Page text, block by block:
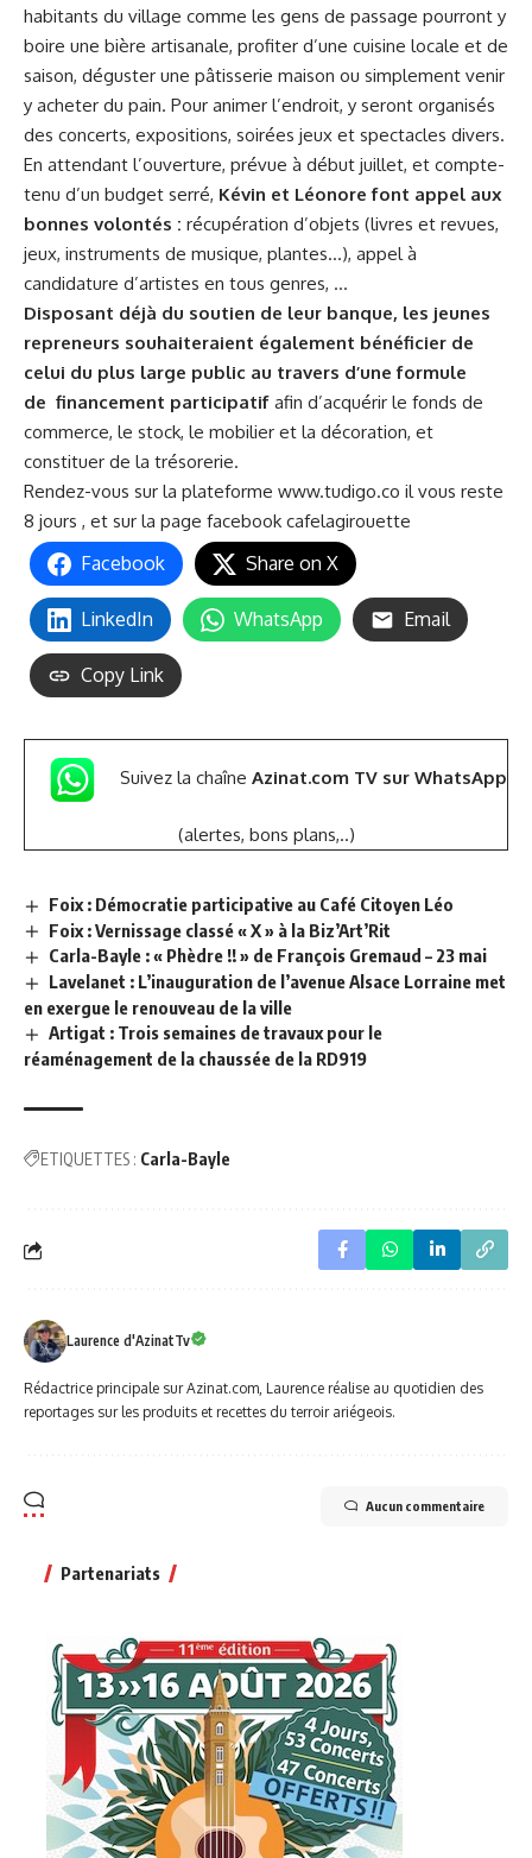
habitants du village comme les gens de passage pourront y
boire une bière artisanale, profiter d’une cuisine locale et de
saison, déguster une pâtisserie maison ou simplement venir
y acheter du pain. Pour animer l’endroit, y seront organisés
des concerts, expositions, soirées jeux et spectacles divers.
En attendant l’ouverture, prévue à début juillet, et compte-
tenu d’un budget serré, Kévin et Léonore font appel aux
bonnes volontés : récupération d’objets (livres et revues,
jeux, instruments de musique, plantes…), appel à
candidature d’artistes en tous genres, …
Disposant déjà du soutien de leur banque, les jeunes
repreneurs souhaiteraient également bénéficier de
celui du plus large public au travers d’une formule
de financement participatif afin d’acquérir le fonds de
commerce, le stock, le mobilier et la décoration, et
constituer de la trésorerie.
Rendez-vous sur la plateforme www.tudigo.co il vous reste
8 jours , et sur la page facebook cafelagirouette
Facebook Share on X
LinkedIn WhatsApp Email
Copy Link
Suivez la chaîne Azinat.com TV sur WhatsApp
(alertes, bons plans,..)
Foix : Démocratie participative au Café Citoyen Léo
Foix : Vernissage classé « X » à la Biz’Art’Rit
Carla-Bayle : « Phèdre !! » de François Gremaud – 23 mai
Lavelanet : L’inauguration de l’avenue Alsace Lorraine met
en exergue le renouveau de la ville
Artigat : Trois semaines de travaux pour le
réaménagement de la chaussée de la RD919
ETIQUETTES : Carla-Bayle
Laurence d'AzinatTv
Rédactrice principale sur Azinat.com, Laurence réalise au quotidien des
reportages sur les produits et recettes du terroir ariégeois.
Aucun commentaire
Partenariats